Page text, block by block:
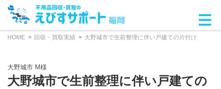
HOME 回収・買取実績 大野城市で生前整理に伴い戸建ての片付け
大野城市 M様
大野城市で生前整理に伴い戸建ての